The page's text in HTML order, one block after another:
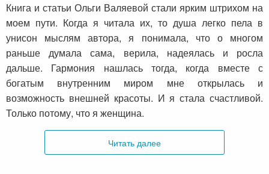
Книга и статьи Ольги Валяевой стали ярким штрихом на
моем пути. Когда я читала их, то душа легко пела в
унисон мыслям автора, я понимала, что о многом
раньше думала сама, верила, надеялась и росла
дальше. Гармония нашлась тогда, когда вместе с
богатым внутренним миром мне открылась и
возможность внешней красоты. И я стала счастливой.
Только потому, что я женщина.
Читать далее